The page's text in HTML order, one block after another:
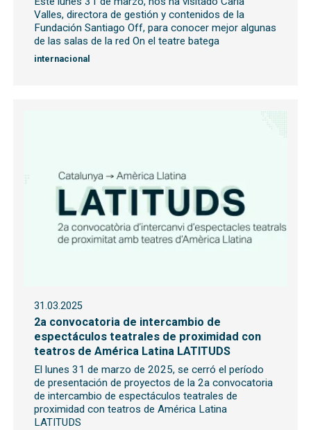
Valles, directora de gestión y contenidos de la
Fundación Santiago Off, para conocer mejor algunas
de las salas de la red On el teatre batega
internacional
31.03.2025
2a convocatoria de intercambio de
espectáculos teatrales de proximidad con
teatros de América Latina LATITUDS
El lunes 31 de marzo de 2025, se cerró el período
de presentación de proyectos de la 2a convocatoria
de intercambio de espectáculos teatrales de
proximidad con teatros de América Latina
LATITUDS